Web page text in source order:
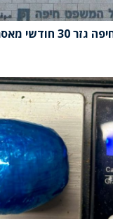
ביהמ"ש המחוזי